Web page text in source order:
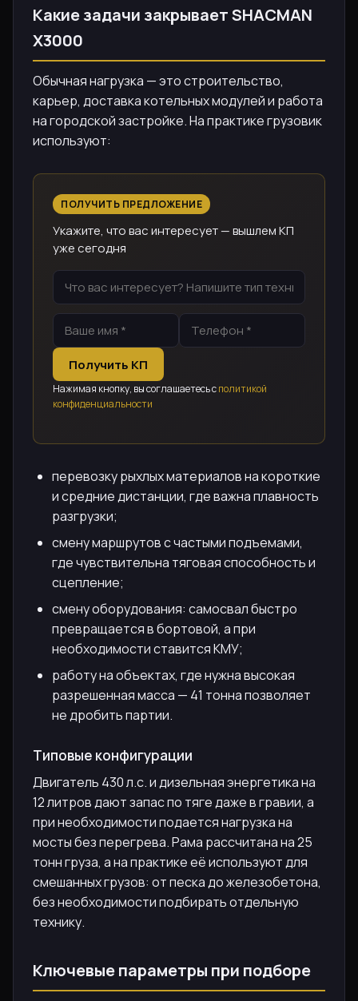
Какие задачи закрывает SHACMAN
X3000
Обычная нагрузка — это строительство,
карьер, доставка котельных модулей и работа
на городской застройке. На практике грузовик
используют:
ПОЛУЧИТЬ ПРЕДЛОЖЕНИЕ
Укажите, что вас интересует — вышлем КП
уже сегодня
Получить КП
Нажимая кнопку, вы соглашаетесь сполитикой
конфиденциальности
перевозку рыхлых материалов на короткие
и средние дистанции, где важна плавность
разгрузки;
смену маршрутов с частыми подъемами,
где чувствительна тяговая способность и
сцепление;
смену оборудования: самосвал быстро
превращается в бортовой, а при
необходимости ставится КМУ;
работу на объектах, где нужна высокая
разрешенная масса — 41 тонна позволяет
не дробить партии.
Типовые конфигурации
Двигатель 430 л.с. и дизельная энергетика на
12 литров дают запас по тяге даже в гравии, а
при необходимости подается нагрузка на
мосты без перегрева. Рама рассчитана на 25
тонн груза, а на практике её используют для
смешанных грузов: от песка до железобетона,
без необходимости подбирать отдельную
технику.
Ключевые параметры при подборе